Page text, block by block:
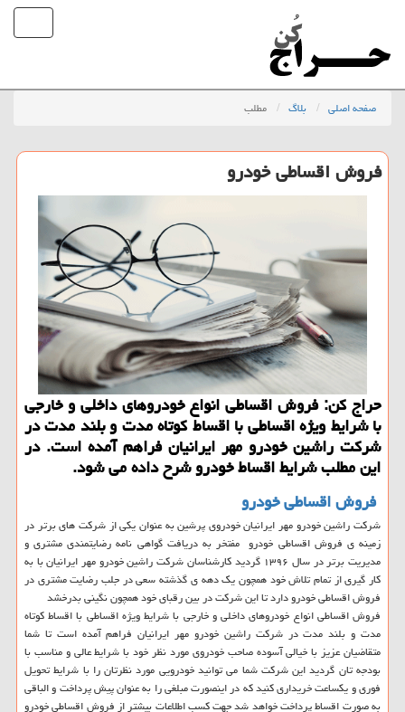
صفحه اصلی بلاگ مطلب
فروش اقساطی خودرو
حراج كن: فروش اقساطی انواع خودروهای داخلی و خارجی
با شرایط ویژه اقساطی با اقساط كوتاه مدت و بلند مدت در
شركت راشین خودرو مهر ایرانیان فراهم آمده است. در
این مطلب شرایط اقساط خودرو شرح داده می شود.
فروش اقساطی خودرو
شرکت راشین خودرو مهر ایرانیان خودروی پرشین به عنوان یکی از شرکت های برتر در
زمینه ی فروش اقساطی خودرو مفتخر به دریافت گواهی نامه رضایتمندی مشتری و
مدیریت برتر در سال ۱۳۹۶ گردید کارشناسان شرکت راشین خودرو مهر ایرانیان با به
کار گیری از تمام تلاش خود همچون یک دهه ی گذشته سعی در جلب رضایت مشتری در
فروش اقساطی خودرو دارد تا این شرکت در بین رقبای خود همچون نگینی بدرخشد
فروش اقساطی انواع خودروهای داخلی و خارجی با شرایط ویژه اقساطی با اقساط کوتاه
مدت و بلند مدت در شرکت راشین خودرو مهر ایرانیان فراهم آمده است تا شما
متقاضیان عزیز با خیالی آسوده صاحب خودروی مورد نظر خود با شرایط عالی و مناسب با
بودجه تان گردید این شرکت شما می توانید خودرویی مورد نظرتان را با شرایط تحویل
فوری و یکساعت خریداری کنید که در اینصورت مبلغی را به عنوان پیش پرداخت و الباقی
به صورت اقساط پرداخت خواهد شد جهت کسب اطلاعات بیشتر از فروش اقساطی خودرو